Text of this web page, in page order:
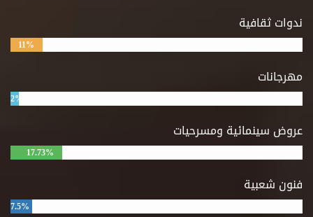
ندوات ثقافية
11%
مهرجانات
2%
عروض سينمائية ومسرحيات
17.73%
فنون شعبية
7.5%